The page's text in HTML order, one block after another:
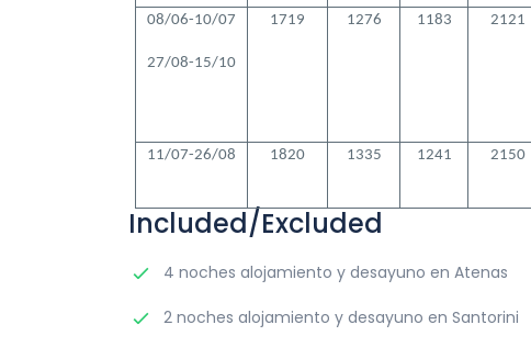
08/06-10/07
27/08-15/10
1719 1276 1183 2121
11/07-26/08 1820 1335 1241 2150
Included/Excluded
4 noches alojamiento y desayuno en Atenas
2 noches alojamiento y desayuno en Santorini